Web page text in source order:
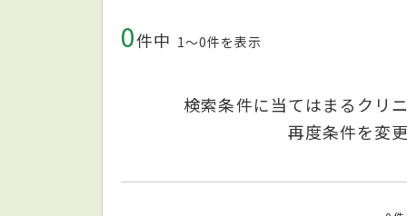
0件中 1〜0件を表示
検索条件に当てはまるクリ
再度条件を変